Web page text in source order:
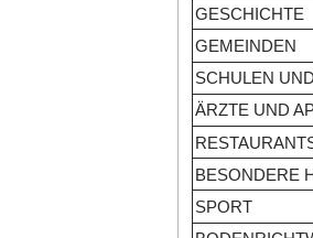
GESCHICHTE
GEMEINDEN
SCHULEN
ÄRZTE UND
BESONDERE
SPORT